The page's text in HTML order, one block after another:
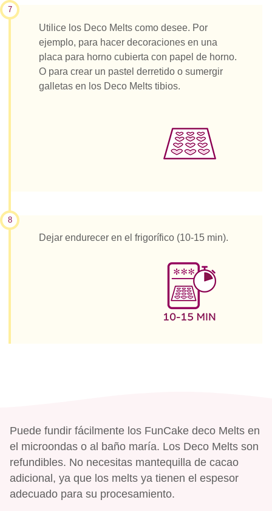
7
Utilice los Deco Melts como desee. Por
ejemplo, para hacer decoraciones en una
placa para horno cubierta con papel de horno.
O para crear un pastel derretido o sumergir
galletas en los Deco Melts tibios.
8
Dejar endurecer en el frigorífico (10-15 min).
Puede fundir fácilmente los FunCake deco Melts en
el microondas o al baño maría. Los Deco Melts son
refundibles. No necesitas mantequilla de cacao
adicional, ya que los melts ya tienen el espesor
adecuado para su procesamiento.